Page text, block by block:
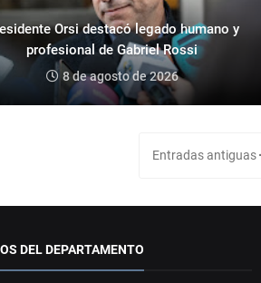
Orsi destacó legado humano y
profesional de Gabriel Rossi
8 de agosto de 2026
Entradas antiguas
DEL DEPARTAMENTO